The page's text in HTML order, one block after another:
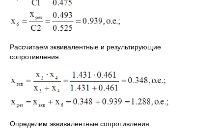
Рассчитаем эквивалентные и результирующие
сопротивления:
Определим эквивалентные сопротивления: